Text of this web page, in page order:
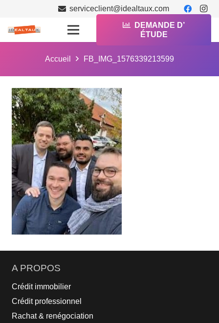
serviceclient@idealtaux.com
DEMANDE D’
ÉTUDE
Accueil FB_IMG_1576339213599
A PROPOS
Crédit immobilier
Crédit professionnel
Rachat & renégociation